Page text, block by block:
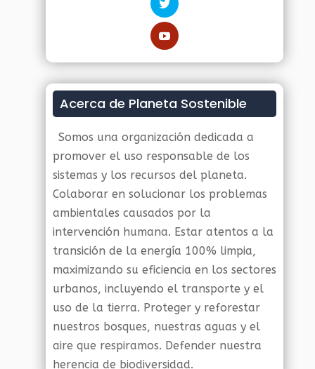
Acerca de Planeta Sostenible
Somos una organización dedicada a
promover el uso responsable de los
sistemas y los recursos del planeta.
Colaborar en solucionar los problemas
ambientales causados por la
intervención humana. Estar atentos a la
transición de la energía 100% limpia,
maximizando su eficiencia en los sectores
urbanos, incluyendo el transporte y el
uso de la tierra. Proteger y reforestar
nuestros bosques, nuestras aguas y el
aire que respiramos. Defender nuestra
herencia de biodiversidad.